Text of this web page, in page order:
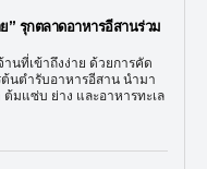
รุกตลาดอาหารอีสานร่วม
นที่เข้าถึงง่าย ด้วยการคัด
นตำรับอาหารอีสาน นำมา
มแซ่บ ย่าง และอาหารทะเล